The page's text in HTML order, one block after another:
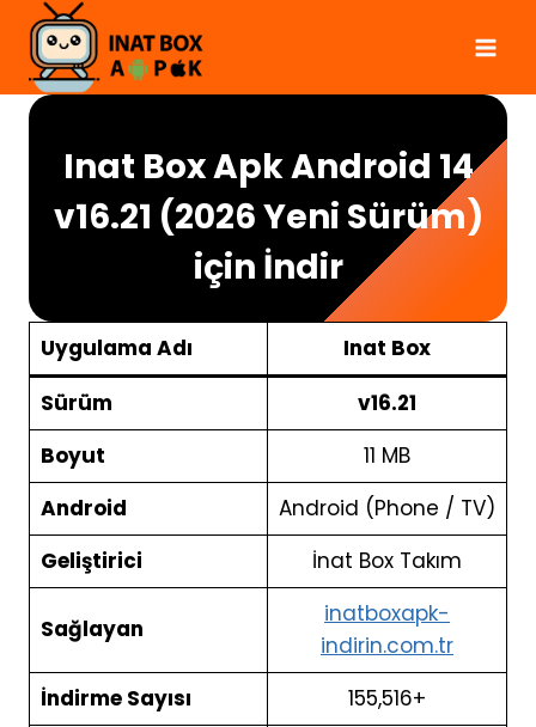
Skip
content
Inat Box Apk Android 14
v16.21 (2026 Yeni Sürüm)
için İndir
Uygulama Adı
Inat Box
Sürüm
v16.21
Boyut
11 MB
Android
Android (Phone / TV)
Geliştirici
İnat Box Takım
Sağlayan
inatboxapk-
indirin.com.tr
İndirme Sayısı
155,516+